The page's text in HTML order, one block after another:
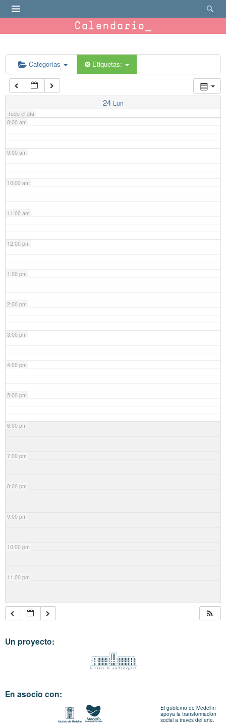
Calendario
Categorías Etiquetas:
24 Lun
Todo el día
6:00 am
7:00 am
8:00 am
9:00 am
10:00 am
11:00 am
12:00 pm
1:00 pm
2:00 pm
3:00 pm
4:00 pm
5:00 pm
6:00 pm
7:00 pm
8:00 pm
9:00 pm
10:00 pm
11:00 pm
Un proyecto:
En asocio con:
El gobierno de Medellín
apoya la transformación
social a través del arte.